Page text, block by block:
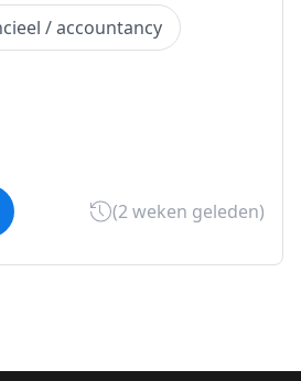
/ accountancy
(2 weken geleden)